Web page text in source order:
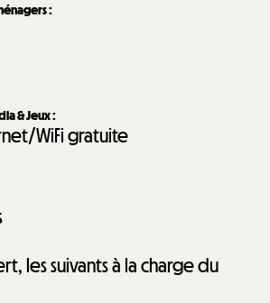
:
& Jeux:
WiFi gratuite
les suivants à la charge du